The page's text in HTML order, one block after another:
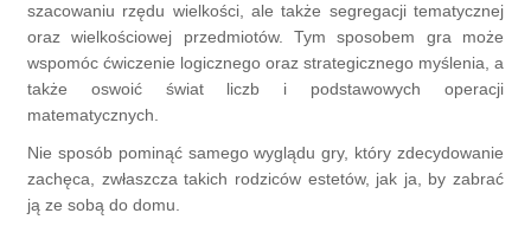
szacowaniu rzędu wielkości, ale także segregacji tematycznej
oraz wielkościowej przedmiotów. Tym sposobem gra może
wspomóc ćwiczenie logicznego oraz strategicznego myślenia, a
także oswoić świat liczb i podstawowych operacji
matematycznych.
Nie sposób pominąć samego wyglądu gry, który zdecydowanie
zachęca, zwłaszcza takich rodziców estetów, jak ja, by zabrać
ją ze sobą do domu.